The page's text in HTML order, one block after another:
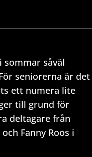
sommar såväl
seniorerna är det
ett numera lite
till grund för
deltagare från
Fanny Roos i